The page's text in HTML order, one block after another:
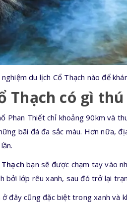
du lịch Cổ Thạch nào để
Thạch có gì
Phan Thiết chỉ khoảng 90km và
bãi đá đa sắc màu. Hơn nữa,
bạn sẽ được chạm tay vào
bởi lớp rêu xanh, sau đó trở lại
đây cũng đặc biệt trong xanh và